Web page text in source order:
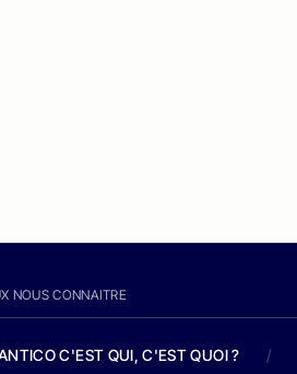
NOUS CONNAITRE
C'EST QUI, C'EST QUOI ? /